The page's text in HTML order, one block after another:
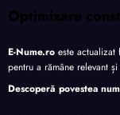
Optimizare
E-Nume.ro este actualizat
pentru a rămâne relevant
Descoperă povestea